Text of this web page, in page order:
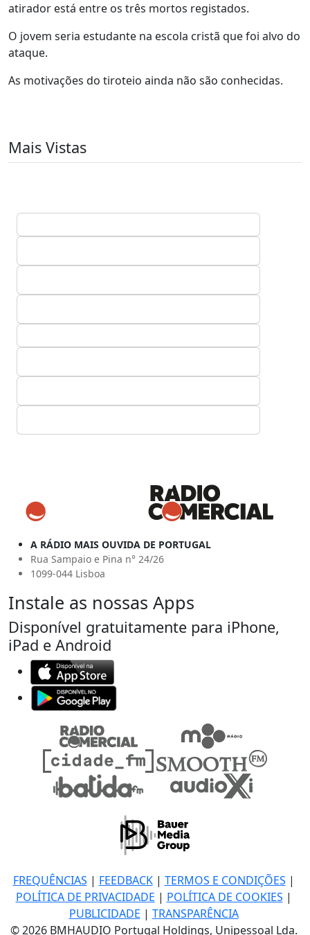
atirador está entre os três mortos registados.
O jovem seria estudante na escola cristã que foi alvo do
ataque.
As motivações do tiroteio ainda não são conhecidas.
Mais Vistas
A RÁDIO MAIS OUVIDA DE PORTUGAL
Rua Sampaio e Pina n° 24/26
1099-044 Lisboa
Instale as nossas Apps
Disponível gratuitamente para iPhone,
iPad e Android
FREQUÊNCIAS | FEEDBACK| TERMOS E CONDIÇÕES |
POLÍTICA DE PRIVACIDADE | POLÍTICA DE COOKIES |
PUBLICIDADE | TRANSPARÊNCIA
© 2026 BMHAUDIO Portugal Holdings, Unipessoal Lda.